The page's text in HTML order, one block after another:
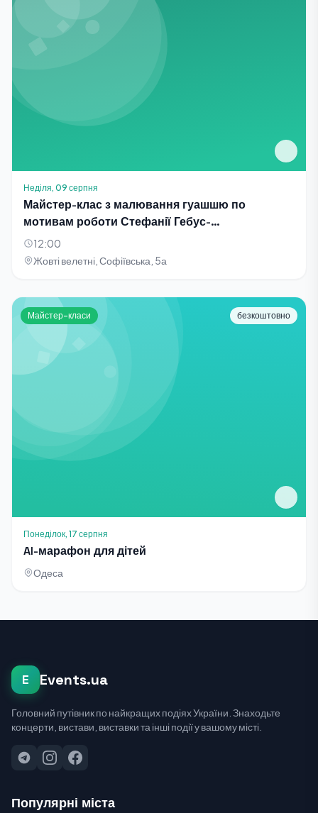
Неділя, 09 серпня
Майстер-клас з малювання гуашшю по
мотивам роботи Стефанії Гебус-
Баранецької «Квіти»
12:00
Жовті велетні, Софіївська, 5а
Майстер-класи безкоштовно
Понеділок, 17 серпня
AI-марафон для дітей
Одеса
E Events.ua
Головний путівник по найкращих подіях України. Знаходьте
концерти, вистави, виставки та інші події у вашому місті.
Популярні міста